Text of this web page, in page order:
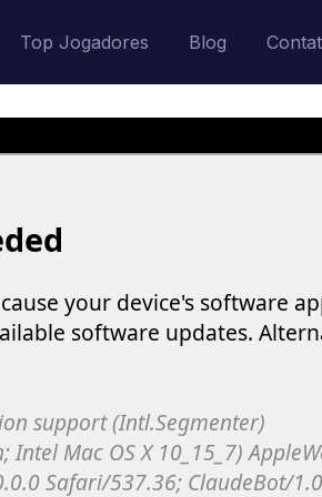
Top Jogadores Blog